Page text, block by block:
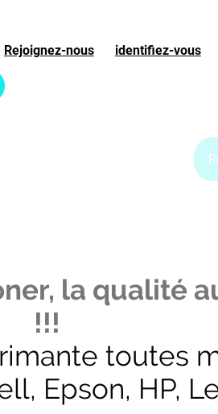
Rejoignez-nousou identifiez-vous
la qualité
!!!
toutes
Epson, HP,